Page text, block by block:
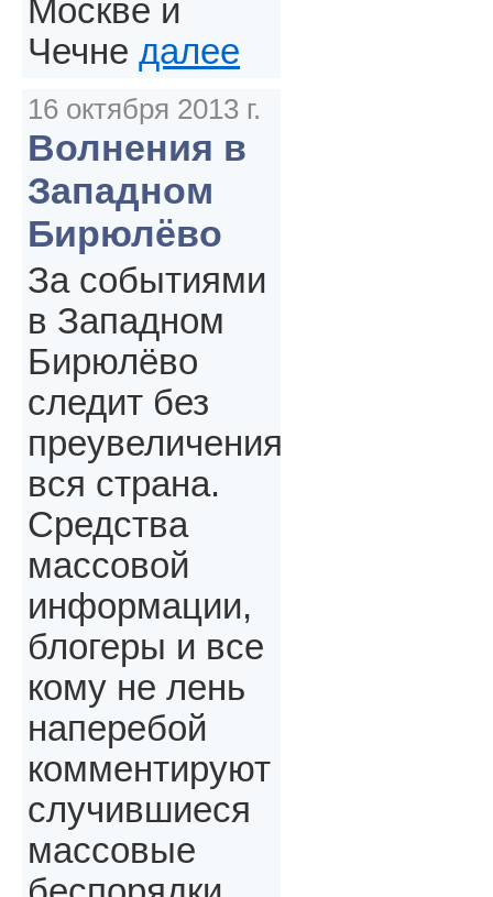
Москве и
Чечне далее
16 октября 2013 г.
Волнения в
Западном
Бирюлёво
За событиями
в Западном
Бирюлёво
следит без
преувеличения
вся страна.
Средства
массовой
информации,
блогеры и все
кому не лень
наперебой
комментируют
случившиеся
массовые